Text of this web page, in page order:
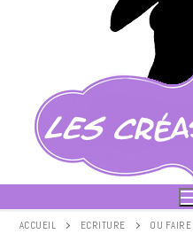
ACCUEIL ECRITURE OU